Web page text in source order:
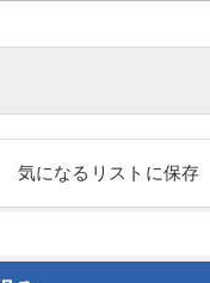
気になるリストに保存